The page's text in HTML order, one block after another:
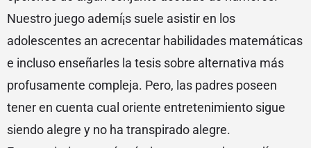
Nuestro juego ademí¡s suele asistir en los
adolescentes an acrecentar habilidades matemáticas
e incluso enseñarles la tesis sobre alternativa más
profusamente compleja. Pero, las padres poseen
tener en cuenta cual oriente entretenimiento sigue
siendo alegre y no ha transpirado alegre.